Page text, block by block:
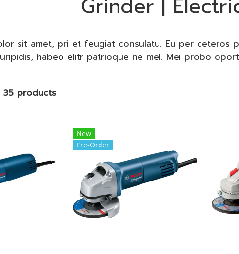
Grinder |
sit amet, pri et feugiat consulatu. Eu per ceteros
habeo elitr patrioque ne mel. Mei probo
35 products
New
Pre-Order